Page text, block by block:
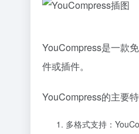
YouCompress是一款
件或插件。
YouCompress的主要
多格式支持：